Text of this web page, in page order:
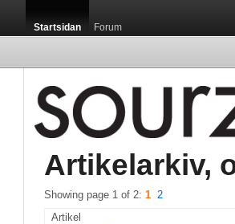
Startsidan Forum
Artikelarkiv,
Showing page 1 of 2: 1 2
Artikel